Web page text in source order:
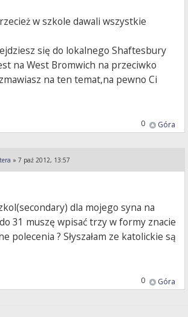
w szkole dawali wszystkie
się do lokalnego Shaftesbury
na West Bromwich na przeciwko
na ten temat,na pewno Ci
Góra
0
» 7 paź 2012, 13:57
dla mojego syna na
31 muszę wpisać trzy w formy znacie
polecenia ? Słyszałam ze katolickie są
Góra
0